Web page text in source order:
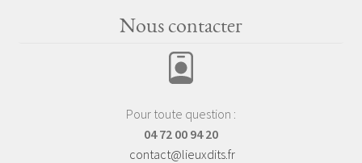
Nous contacter
Pour toute question :
04 72 00 94 20
contact@lieuxdits.fr